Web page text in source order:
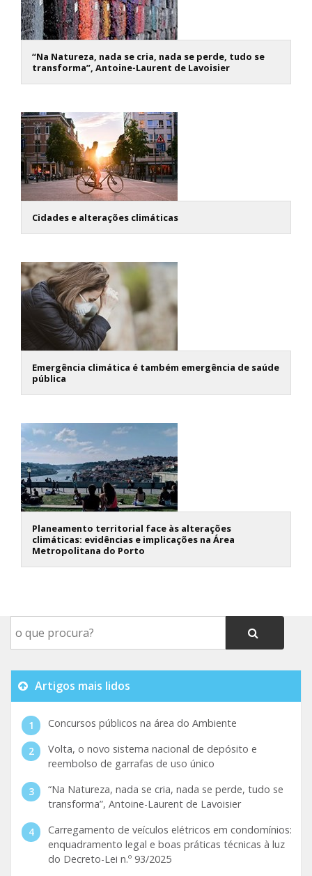
“Na Natureza, nada se cria, nada se perde, tudo se
transforma”, Antoine-Laurent de Lavoisier
Cidades e alterações climáticas
Emergência climática é também emergência de saúde
pública
Planeamento territorial face às alterações
climáticas: evidências e implicações na Área
Metropolitana do Porto
Artigos mais lidos
Concursos públicos na área do Ambiente
Volta, o novo sistema nacional de depósito e
reembolso de garrafas de uso único
“Na Natureza, nada se cria, nada se perde, tudo se
transforma”, Antoine-Laurent de Lavoisier
Carregamento de veículos elétricos em condomínios:
enquadramento legal e boas práticas técnicas à luz
do Decreto-Lei n.º 93/2025